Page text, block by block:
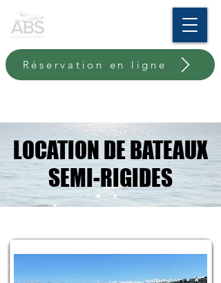
Réservation en ligne
LOCATION DE BATEAUX
SEMI-RIGIDES
LOCATION DE BATEAUX
SEMI-RIGIDES